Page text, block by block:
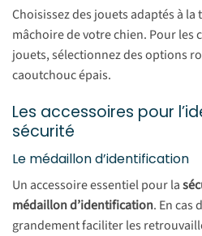
Choisissez des jouets adaptés à la
mâchoire de votre chien. Pour les
jouets, sélectionnez des options
caoutchouc épais.
Les accessoires pour
sécurité
Le médaillon d’identification
Un accessoire essentiel pour la
médaillon d’identification. En cas
grandement faciliter les